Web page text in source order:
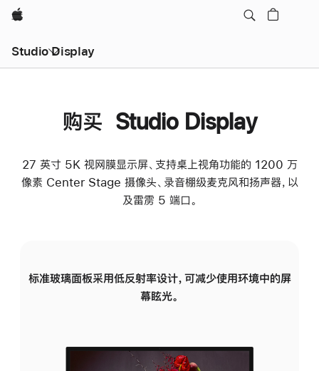
Apple
Studio Display
购买 Studio Display
27 英寸 5K 视网膜显示屏、支持桌上视角功能的 1200 万
像素 Center Stage 摄像头、录音棚级麦克风和扬声器，以
及雷雳 5 端口。
标准玻璃面板采用低反射率设计，可减少使用环境中的屏
幕眩光。